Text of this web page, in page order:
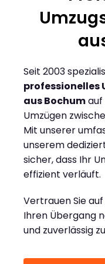
Seit 2003
professionelles
aus Bochumauf
Umzügen
Mit unserer
unserem
sicher, dass Ihr
effizient verläuft.
Vertrauen Sie auf
Ihren Übergang
und zuverlässig